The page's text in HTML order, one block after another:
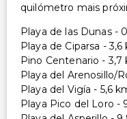
quilómetro mais
Playa de las Dunas -
Playa de Ciparsa -
Pino Centenario - 3,7
Playa del Arenosillo/
Playa del Vigía - 5,6
Playa Pico del Loro -